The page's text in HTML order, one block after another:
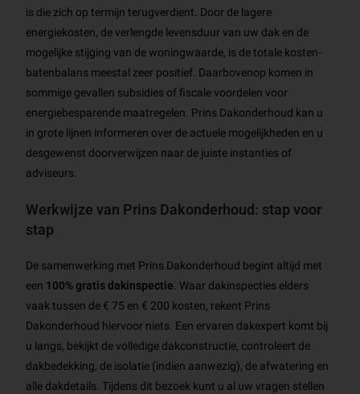
is die zich op termijn terugverdient. Door de lagere
energiekosten, de verlengde levensduur van uw dak en de
mogelijke stijging van de woningwaarde, is de totale kosten-
batenbalans meestal zeer positief. Daarbovenop komen in
sommige gevallen subsidies of fiscale voordelen voor
energiebesparende maatregelen. Prins Dakonderhoud kan u
in grote lijnen informeren over de actuele mogelijkheden en u
desgewenst doorverwijzen naar de juiste instanties of
adviseurs.
Werkwijze van Prins Dakonderhoud: stap voor
stap
De samenwerking met Prins Dakonderhoud begint altijd met
een 100% gratis dakinspectie. Waar dakinspecties elders
vaak tussen de € 75 en € 200 kosten, rekent Prins
Dakonderhoud hiervoor niets. Een ervaren dakexpert komt bij
u langs, bekijkt de volledige dakconstructie, controleert de
dakbedekking, de isolatie (indien aanwezig), de afwatering en
alle dakdetails. Tijdens dit bezoek kunt u al uw vragen stellen